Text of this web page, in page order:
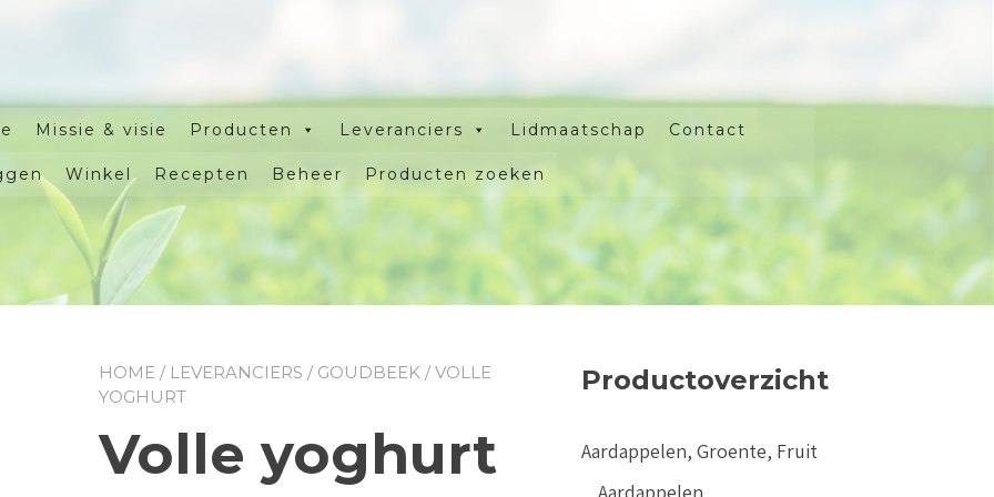
Missie & visie Producten Leveranciers Lidmaatschap Contact
Winkel Recepten Beheer Producten zoeken
HOME / LEVERANCIERS / GOUDBEEK / VOLLE
YOGHURT
Volle yoghurt
Productoverzicht
Aardappelen, Groente, Fruit